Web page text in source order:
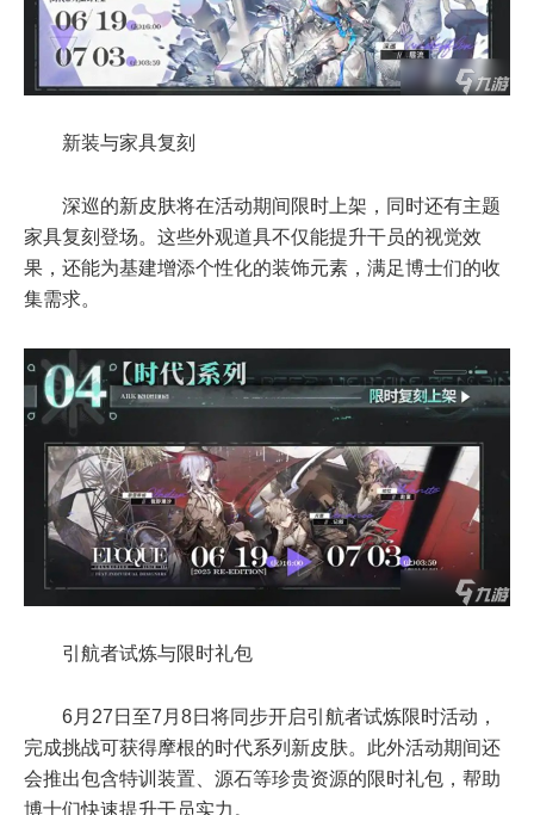
新装与家具复刻
深巡的新皮肤将在活动期间限时上架，同时还有主题
家具复刻登场。这些外观道具不仅能提升干员的视觉效
果，还能为基建增添个性化的装饰元素，满足博士们的收
集需求。
引航者试炼与限时礼包
6月27日至7月8日将同步开启引航者试炼限时活动，
完成挑战可获得摩根的时代系列新皮肤。此外活动期间还
会推出包含特训装置、源石等珍贵资源的限时礼包，帮助
博士们快速提升干员实力。